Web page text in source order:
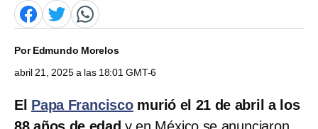
PorEdmundo Morelos
abril 21, 2025 a las 18:01 GMT-6
El Papa Franciscomurió el 21 de abril a los